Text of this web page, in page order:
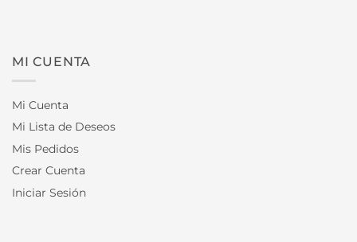
MI CUENTA
Mi Cuenta
Mi Lista de Deseos
Mis Pedidos
Crear Cuenta
Iniciar Sesión